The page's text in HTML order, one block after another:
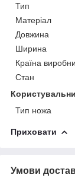
Тип
Матеріал
Довжина
Ширина
Країна
Стан
Тип ножа
Приховати
Умови